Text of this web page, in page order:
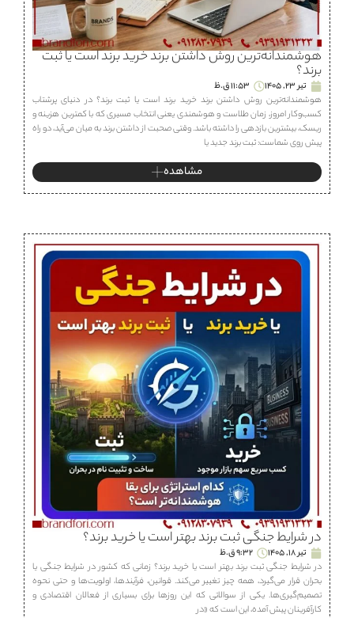
هوشمندانه‌ترین روش داشتن برند خرید برند است یا ثبت
برند؟
تیر 23, 1405
11:53 ق.ظ
هوشمندانه‌ترین روش داشتن برند خرید برند است یا ثبت برند؟ در دنیای پرشتاب
کسب‌وکار امروز، زمان طلاست و هوشمندی یعنی انتخاب مسیری که با کمترین هزینه و
ریسک، بیشترین بازدهی را داشته باشد. وقتی صحبت از داشتن برند به میان می‌آید، دو راه
پیش روی شماست: ثبت برند جدید یا
مشاهده
در شرایط جنگی ثبت برند بهتر است یا خرید برند؟
تیر 18, 1405
9:32 ق.ظ
در شرایط جنگی ثبت برند بهتر است یا خرید برند؟ زمانی که کشور در شرایط جنگی یا
بحران قرار می‌گیرد، همه چیز تغییر می‌کند. قوانین، فرآیندها، اولویت‌ها و حتی نحوه
تصمیم‌گیری‌ها. یکی از سوالاتی که این روزها برای بسیاری از فعالان اقتصادی و
کارآفرینان پیش آمده، این است که «در